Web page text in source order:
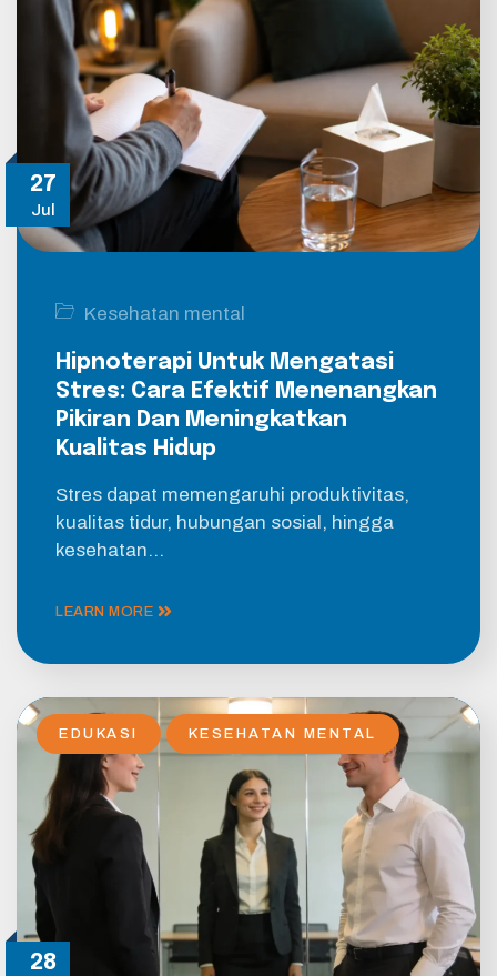
27
Jul
Kesehatan mental
Hipnoterapi Untuk Mengatasi
Stres: Cara Efektif Menenangkan
Pikiran Dan Meningkatkan
Kualitas Hidup
Stres dapat memengaruhi produktivitas,
kualitas tidur, hubungan sosial, hingga
kesehatan…
LEARN MORE
28
EDUKASI KESEHATAN MENTAL